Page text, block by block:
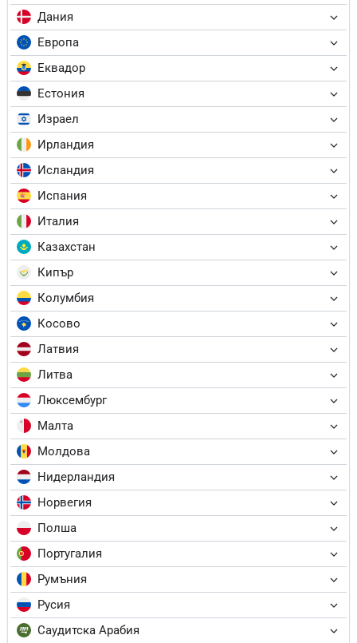
Дания
Европа
Еквадор
Естония
Израел
Ирландия
Исландия
Испания
Италия
Казахстан
Кипър
Колумбия
Косово
Латвия
Литва
Люксембург
Малта
Молдова
Нидерландия
Норвегия
Полша
Португалия
Румъния
Русия
Саудитска Арабия